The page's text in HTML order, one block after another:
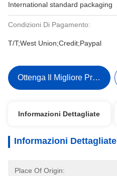
International standard packaging
Condizioni Di Pagamento:
T/T;West Union;Credit;Paypal
Ottenga Il Migliore Prezzo
Informazioni Dettagliate
Informazioni Dettagliate
Place Of Origin: